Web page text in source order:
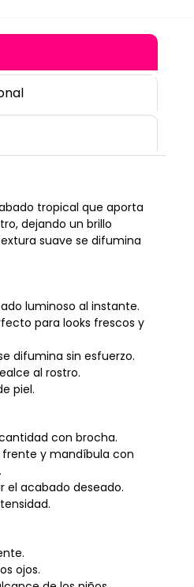
tropical que aporta
dejando un brillo
suave se difumina
luminoso al instante.
para looks frescos y
difumina sin esfuerzo.
al rostro.
piel.
con brocha.
y mandíbula con
el acabado deseado.
ojos.